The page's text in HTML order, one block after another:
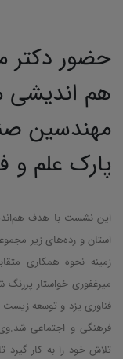
حضور
هم اندیشی
مهندسین
پارک علم و
این نشست با هدف
استان و رده‌های زیر
زمینه نحوه همکاری
میرغفوری خواستار
فناوری یزد و توسعه زیست
فرهنگی و اجتماعی
تلاش خود را به کار گیرد